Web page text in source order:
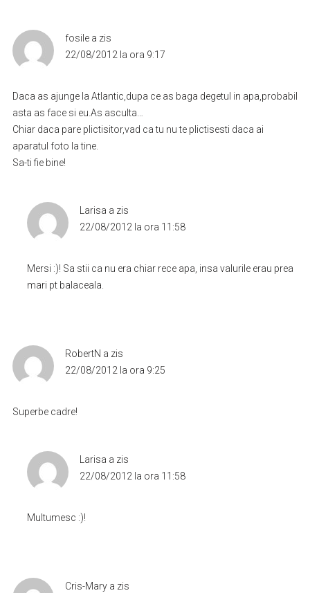
fosile a zis
22/08/2012 la ora 9:17
Daca as ajunge la Atlantic,dupa ce as baga degetul in apa,probabil
asta as face si eu.As asculta…
Chiar daca pare plictisitor,vad ca tu nu te plictisesti daca ai
aparatul foto la tine.
Sa-ti fie bine!
Larisa a zis
22/08/2012 la ora 11:58
Mersi :)! Sa stii ca nu era chiar rece apa, insa valurile erau prea
mari pt balaceala.
RobertN a zis
22/08/2012 la ora 9:25
Superbe cadre!
Larisa a zis
22/08/2012 la ora 11:58
Multumesc :)!
Cris-Mary a zis